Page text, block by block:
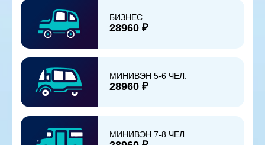
БИЗНЕС
28960 ₽
МИНИВЭН 5-6 ЧЕЛ.
28960 ₽
МИНИВЭН 7-8 ЧЕЛ.